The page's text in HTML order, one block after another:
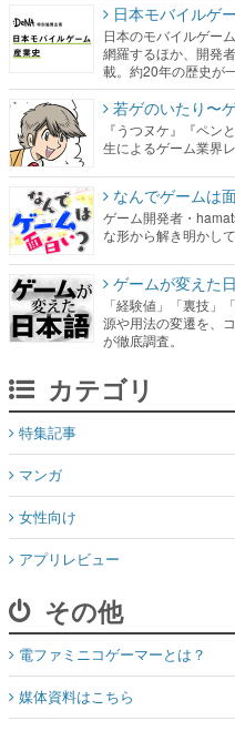
日本モバイルゲ
日本のモバイルゲー
網羅するほか、開発
載。約20年の歴史が
若ゲのいたり〜
『うつヌケ』『ペン
生によるゲーム業界
なんでゲームは
ゲーム開発者・
な形から解き明かし
ゲームが変えた
「経験値」「裏技
源や用法の変遷を、
が徹底調査。
カテゴリ
特集記事
マンガ
女性向け
アプリレビュー
その他
電ファミニコゲーマーとは？
媒体資料はこちら